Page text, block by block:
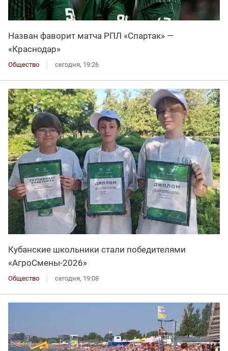
Назван фаворит матча РПЛ «Спартак» —
«Краснодар»
Общество сегодня, 19:26
Кубанские школьники стали победителями
«АгроСмены-2026»
Общество сегодня, 19:08